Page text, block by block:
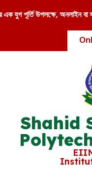
উপলক্ষে, অনলাইন বা
Shahid